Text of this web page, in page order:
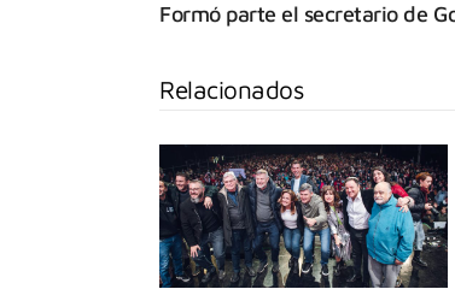
Formó parte el secretario de
Relacionados